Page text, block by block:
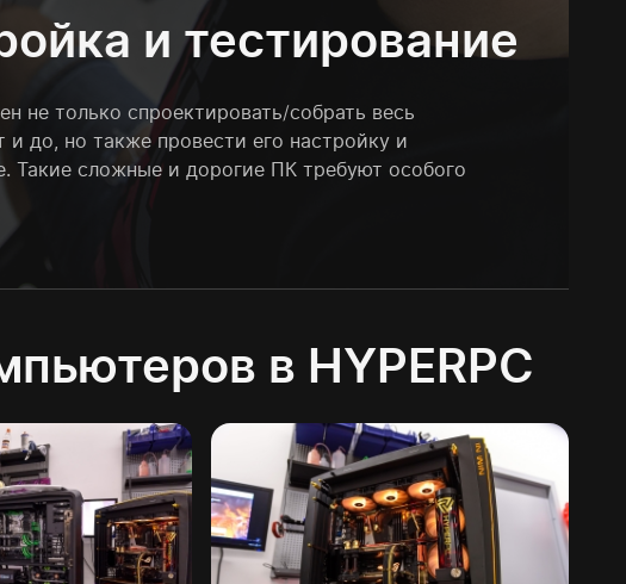
и тестирование
не только спроектировать/собрать весь
и до, но также провести его настройку и
Такие сложные и дорогие ПК требуют особого
в HYPERPC